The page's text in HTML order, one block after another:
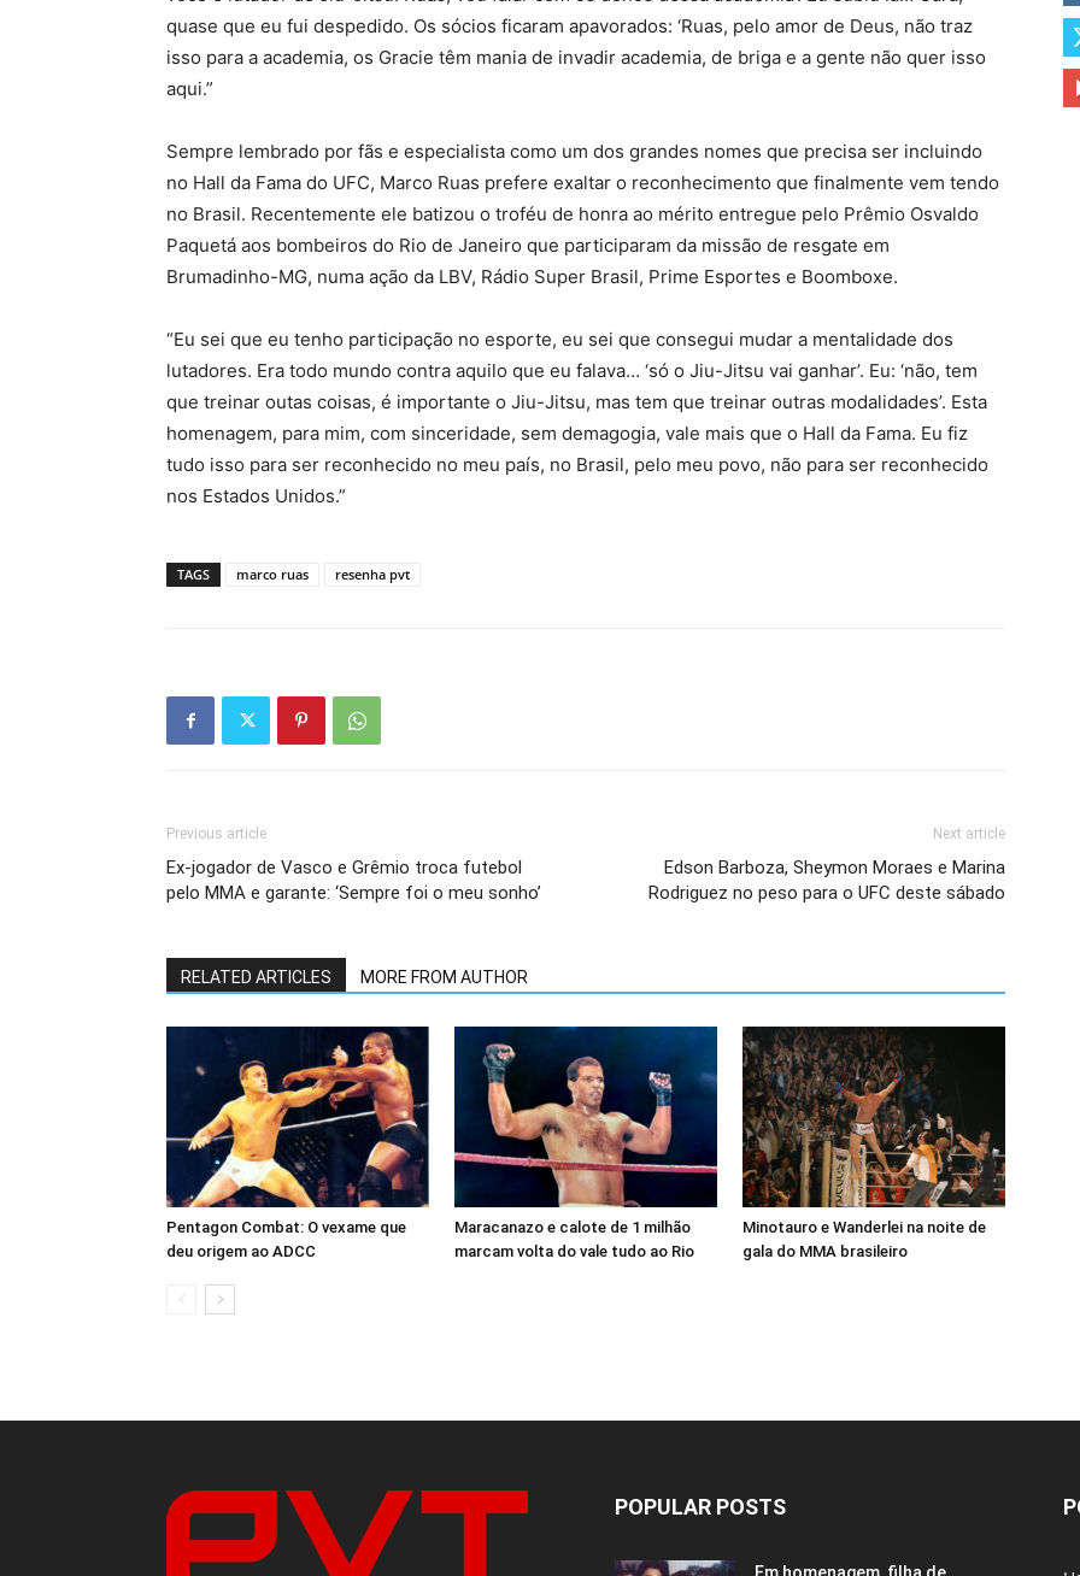
quase que eu fui despedido. Os sócios ficaram apavorados: ‘Ruas, pelo amor de Deus, não traz
isso para a academia, os Gracie têm mania de invadir academia, de briga e a gente não quer isso
aqui.”
Sempre lembrado por fãs e especialista como um dos grandes nomes que precisa ser incluindo
no Hall da Fama do UFC, Marco Ruas prefere exaltar o reconhecimento que finalmente vem tendo
no Brasil. Recentemente ele batizou o troféu de honra ao mérito entregue pelo Prêmio Osvaldo
Paquetá aos bombeiros do Rio de Janeiro que participaram da missão de resgate em
Brumadinho-MG, numa ação da LBV, Rádio Super Brasil, Prime Esportes e Boomboxe.
“Eu sei que eu tenho participação no esporte, eu sei que consegui mudar a mentalidade dos
lutadores. Era todo mundo contra aquilo que eu falava… ‘só o Jiu-Jitsu vai ganhar’. Eu: ‘não, tem
que treinar outas coisas, é importante o Jiu-Jitsu, mas tem que treinar outras modalidades’. Esta
homenagem, para mim, com sinceridade, sem demagogia, vale mais que o Hall da Fama. Eu fiz
tudo isso para ser reconhecido no meu país, no Brasil, pelo meu povo, não para ser reconhecido
nos Estados Unidos.”
TAGS marco ruas resenha pvt
Previous article
Ex-jogador de Vasco e Grêmio troca futebol
pelo MMA e garante: ‘Sempre foi o meu sonho’
Next article
Edson Barboza, Sheymon Moraes e Marina
Rodriguez no peso para o UFC deste sábado
RELATED ARTICLES MORE FROM AUTHOR
Pentagon Combat: O vexame que
deu origem ao ADCC
Maracanazo e calote de 1 milhão
marcam volta do vale tudo ao Rio
Minotauro e Wanderlei na noite de
gala do MMA brasileiro
POPULAR POSTS